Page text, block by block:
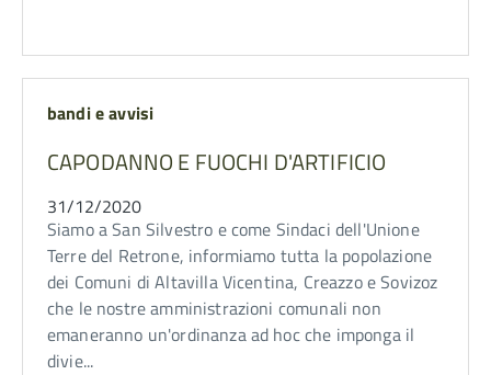
bandi e avvisi
CAPODANNO E FUOCHI D'ARTIFICIO
31/12/2020
Siamo a San Silvestro e come Sindaci dell'Unione
Terre del Retrone, informiamo tutta la popolazione
dei Comuni di Altavilla Vicentina, Creazzo e Sovizoz
che le nostre amministrazioni comunali non
emaneranno un'ordinanza ad hoc che imponga il
divie...